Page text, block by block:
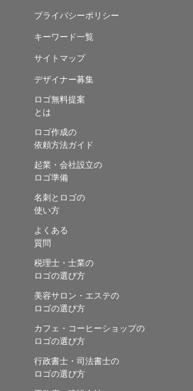
プライバシーポリシー
キーワード一覧
サイトマップ
デザイナー募集
ロゴ無料提案
とは
ロゴ作成の
依頼方法ガイド
起業・会社設立の
ロゴ準備
名刺とロゴの
使い方
よくある
質問
税理士・士業の
ロゴの選び方
美容サロン・エステの
ロゴの選び方
カフェ・コーヒーショップの
ロゴの選び方
行政書士・司法書士の
ロゴの選び方